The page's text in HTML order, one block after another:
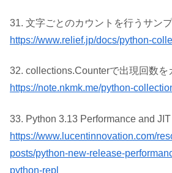
31. 文字ごとのカウントを行うサン
https://www.relief.jp/docs/python-
32. collections.Counterで出現回数を
https://note.nkmk.me/python-
33. Python 3.13 Performance and
https://www.lucentinnovation.com/
posts/python-new-release-
python-repl